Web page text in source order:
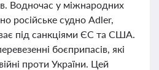
Водночас у міжнародних
російське судно Adler,
під санкціями ЄС та США.
боєприпасів, які
проти України. Цей